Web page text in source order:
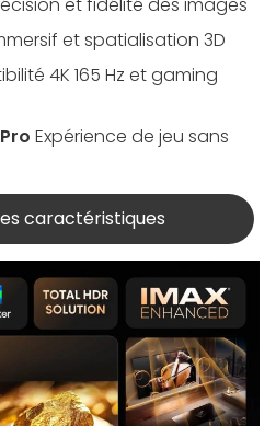
et fidélité des images
et spatialisation 3D
4K 165 Hz et gaming
Expérience de jeu sans
caractéristiques